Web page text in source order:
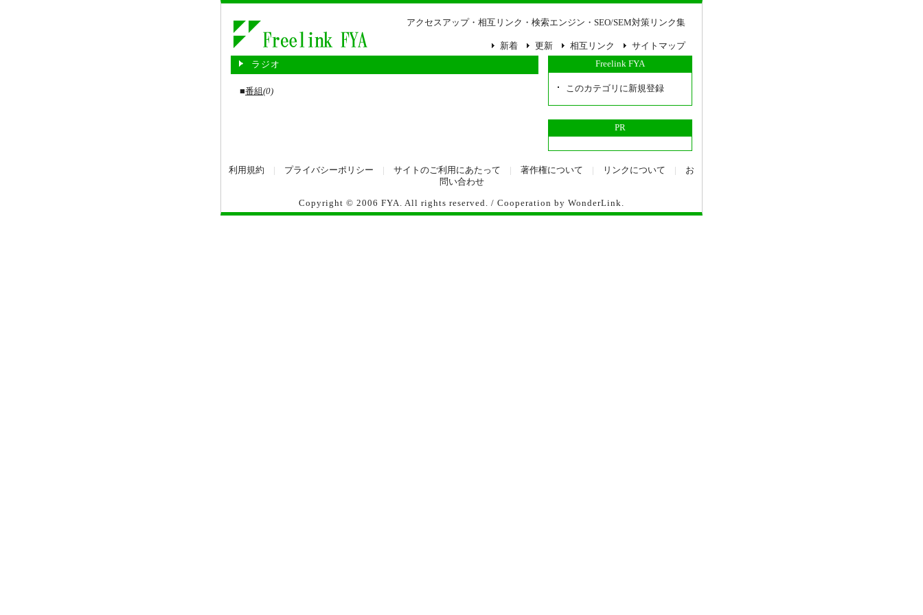
アクセスアップ・相互リンク・検索エンジン・SEO/SEM対策リンク集
サイトマップ
相互リンク
更新
新着
Freelink FYA
このカテゴリに新規登録
PR
ラジオ
■番組(0)
利用規約 プライバシーポリシー サイトのご利用にあたって 著作権について リンクについて
お
問い合わせ
Copyright © 2006 FYA. All rights reserved. / Cooperation by WonderLink.